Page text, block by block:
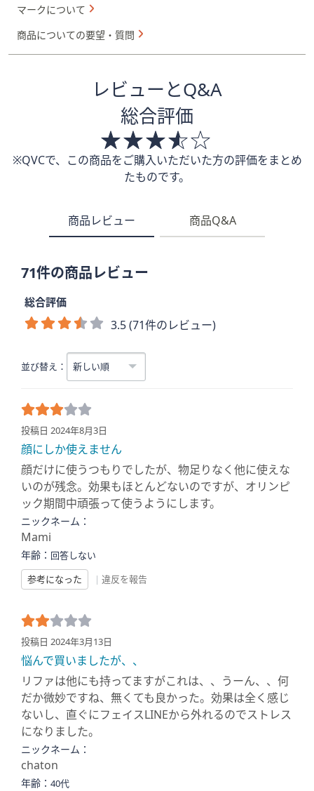
マークについて
商品についての要望・質問
レビューとQ&A
総合評価
※QVCで、この商品をご購入いただいた方の評価をまとめ
たものです。
商品レビュー 商品Q&A
71件の商品レビュー
総合評価
3.5 (71件のレビュー)
並び替え：
投稿日 2024年8月3日
顔にしか使えません
顔だけに使うつもりでしたが、物足りなく他に使えな
いのが残念。効果もほとんどないのですが、オリンピ
ック期間中頑張って使うようにします。
ニックネーム：
Mami
年齢： 回答しない
参考になった
| 違反を報告
投稿日 2024年3月13日
悩んで買いましたが、、
リファは他にも持ってますがこれは、、うーん、、何
だか微妙ですね、無くても良かった。効果は全く感じ
ないし、直ぐにフェイスLINEから外れるのでストレス
になりました。
ニックネーム：
chaton
年齢： 40代